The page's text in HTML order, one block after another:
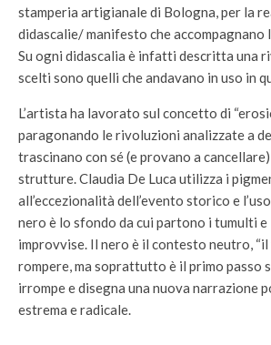
stamperia artigianale di Bologna, per la
didascalie/ manifesto che accompagnano
Su ogni didascalia è infatti descritta una
scelti sono quelli che andavano in uso in
L’artista ha lavorato sul concetto di
paragonando le rivoluzioni analizzate a
trascinano con sé (e provano a
strutture. Claudia De Luca utilizza i
all’eccezionalità dell’evento storico e
nero è lo sfondo da cui partono i tumulti
improvvise. Il nero è il contesto neutro, “il
rompere, ma soprattutto è il primo passo
irrompe e disegna una nuova narrazione
estrema e radicale.